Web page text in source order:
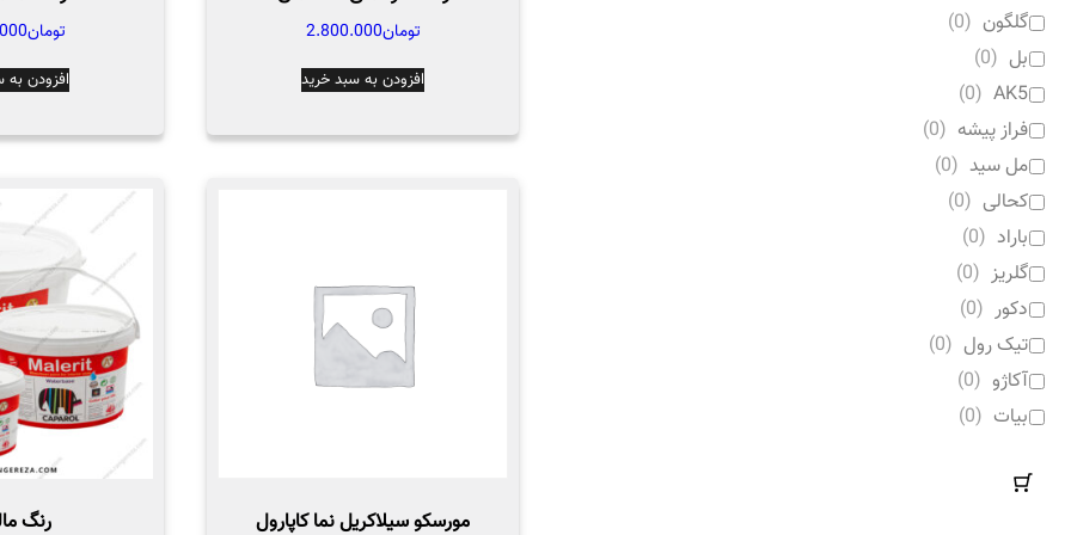
گلگون (
0
)
بل (
0
)
AK5
(
0
)
فراز پیشه (
0
)
مل سید (
0
)
کحالی (
0
)
باراد (
0
)
گلریز (
0
)
دکور (
0
)
تیک رول (
0
)
آکاژو (
0
)
بیات (
0
)
رنگ مورسکو: این رنگ بر پایه آب بوده و
میباشد.تومان2.800.000
افزودن به سبد خرید
تومان
افزودن به
مورسکو سیلاکریل نما کاپارول رنگ